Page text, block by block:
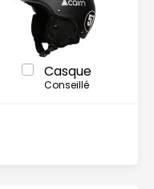
Casque
Conseillé